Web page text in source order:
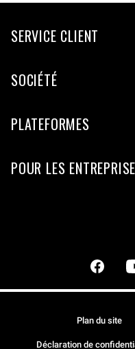
SERVICE CLIENT
SOCIÉTÉ
PLATEFORMES
POUR LES
Plan du site
Déclaration de